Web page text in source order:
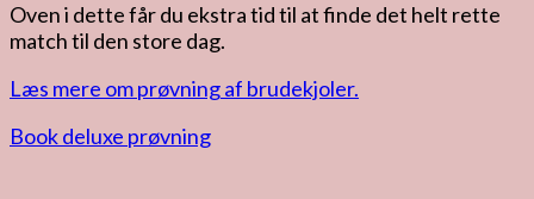
Oven i dette får du ekstra tid til at finde det helt rette
match til den store dag.
Læs mere om prøvning af brudekjoler.
Book deluxe prøvning